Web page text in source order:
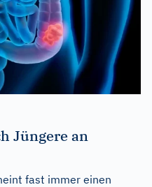
Jüngere an
fast immer einen